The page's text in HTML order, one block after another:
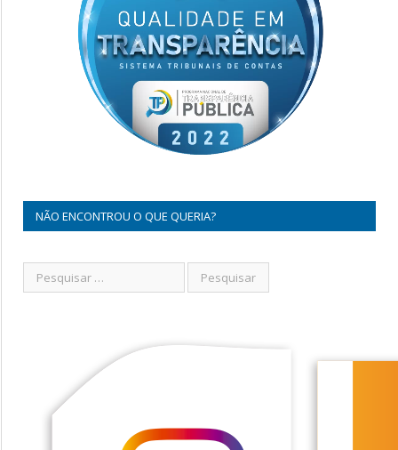
NÃO ENCONTROU O QUE QUERIA?